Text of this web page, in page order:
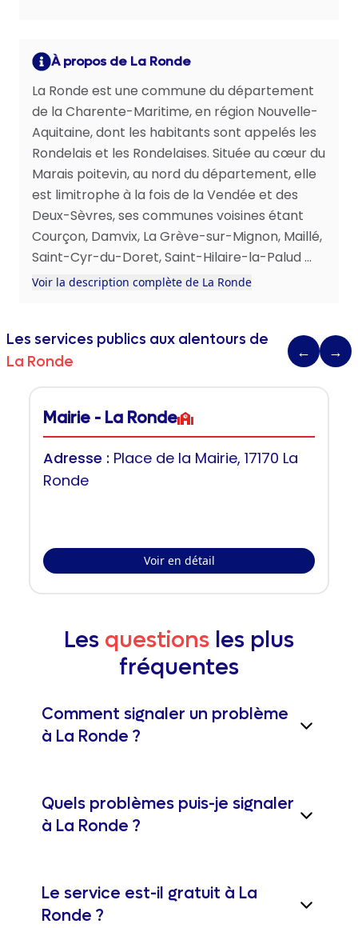
À propos de La Ronde
La Ronde est une commune du département
de la Charente-Maritime, en région Nouvelle-
Aquitaine, dont les habitants sont appelés les
Rondelais et les Rondelaises. Située au cœur du
Marais poitevin, au nord du département, elle
est limitrophe à la fois de la Vendée et des
Deux-Sèvres, ses communes voisines étant
Courçon, Damvix, La Grève-sur-Mignon, Maillé,
Saint-Cyr-du-Doret, Saint-Hilaire-la-Palud ...
Voir la description complète de La Ronde
Les services publics aux alentours de
La Ronde
← →
Mairie - La Ronde
Adresse : Place de la Mairie, 17170 La
Ronde
Voir en détail
Les questions les plus
fréquentes
Comment signaler un problème
à La Ronde ?
Quels problèmes puis-je signaler
à La Ronde ?
Le service est-il gratuit à La
Ronde ?